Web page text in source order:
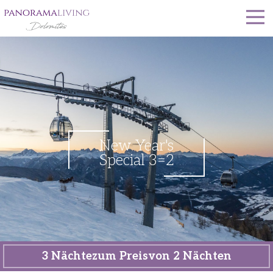
New Year's
Special 3=2
3 Nächtezum Preisvon 2 Nächten